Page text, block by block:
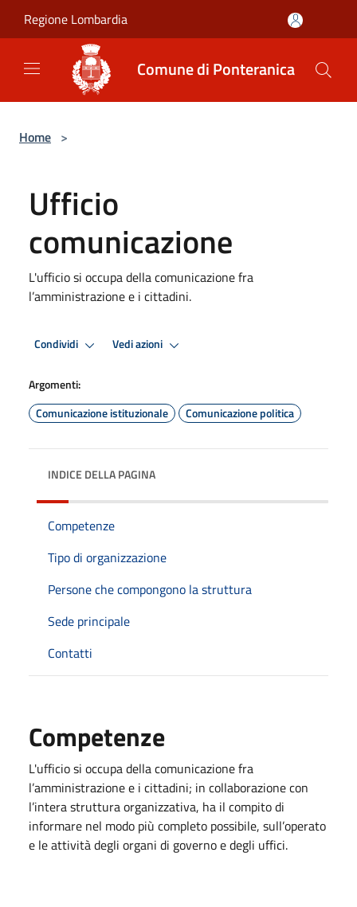
Regione Lombardia
Comune di Ponteranica
Home >
Ufficio
comunicazione
L'ufficio si occupa della comunicazione fra
l’amministrazione e i cittadini.
Condividi Vedi azioni
Argomenti:
Comunicazione istituzionale
Comunicazione politica
INDICE DELLA PAGINA
Competenze
Tipo di organizzazione
Persone che compongono la struttura
Sede principale
Contatti
Competenze
L'ufficio si occupa della comunicazione fra
l’amministrazione e i cittadini; in collaborazione con
l’intera struttura organizzativa, ha il compito di
informare nel modo più completo possibile, sull’operato
e le attività degli organi di governo e degli uffici.